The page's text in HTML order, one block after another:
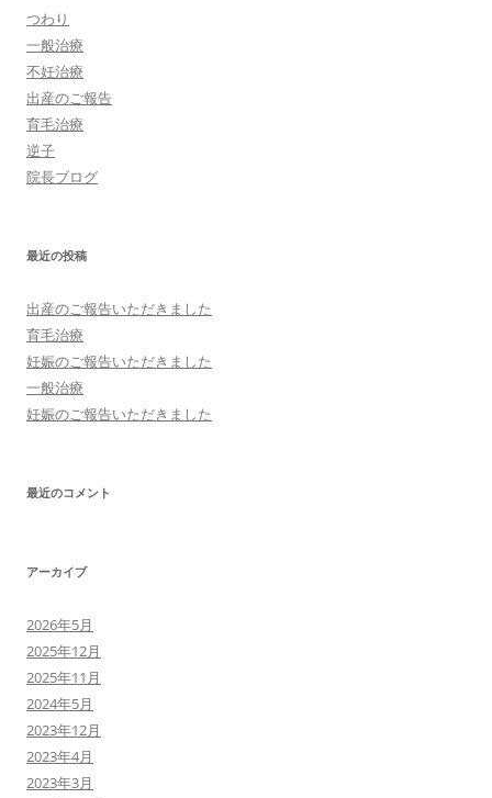
ョ
ン
つわり
一般治療
不妊治療
出産のご報告
育毛治療
逆子
院長ブログ
最近の投稿
出産のご報告いただきました
育毛治療
妊娠のご報告いただきました
一般治療
妊娠のご報告いただきました
最近のコメント
アーカイブ
2026年5月
2025年12月
2025年11月
2024年5月
2023年12月
2023年4月
2023年3月